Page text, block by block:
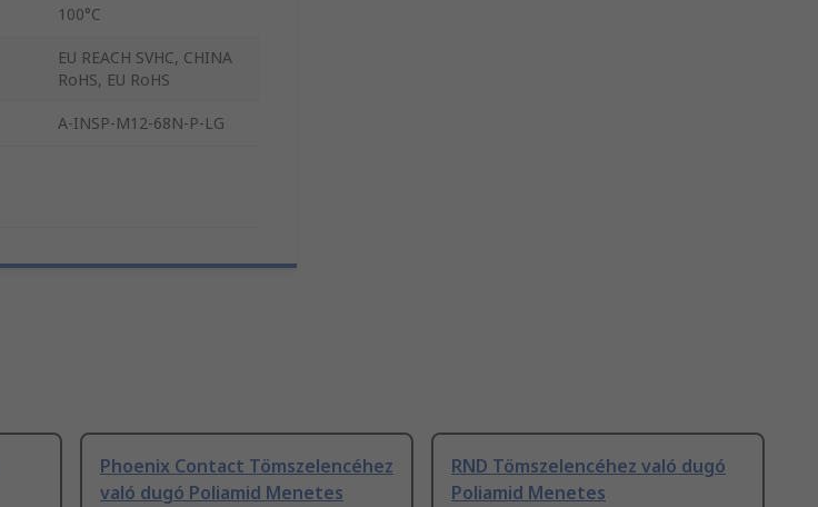
100°C
EU REACH SVHC, CHINA
RoHS, EU RoHS
A-INSP-M12-68N-P-LG
Phoenix Contact Tömszelencéhez
való dugó Poliamid Menetes
RND Tömszelencéhez való dugó
Poliamid Menetes